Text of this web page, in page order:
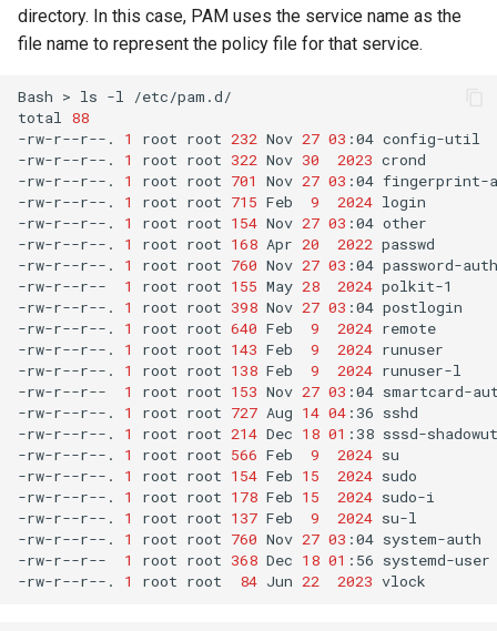
directory. In this case, PAM uses the service name as the
file name to represent the policy file for that service.
Bash > ls -l
/etc/pam.d/
total 88
-rw-r--r--.
1 root root 232 Nov 27 03 :04 config-util
-rw-r--r--.
1 root root 322 Nov 30 2023 crond
-rw-r--r--.
1 root root 701 Nov 27 03 :04 fingerprint-
-rw-r--r--.
1 root root 715 Feb 9 2024 login
-rw-r--r--.
1 root root 154 Nov 27 03 :04 other
-rw-r--r--.
1 root root 168 Apr 20 2022 passwd
-rw-r--r--.
1 root root 760 Nov 27 03 :04 password-auth
-rw-r--r--
1 root root 155 May 28 2024 polkit-1
-rw-r--r--.
1 root root 398 Nov 27 03 :04 postlogin
-rw-r--r--.
1 root root 640 Feb 9 2024 remote
-rw-r--r--.
1 root root 143 Feb 9 2024 runuser
-rw-r--r--.
1 root root 138 Feb 9 2024 runuser-l
-rw-r--r--
1 root root 153 Nov 27 03 :04 smartcard-
-rw-r--r--.
1 root root 727 Aug 14 04 :36 sshd
-rw-r--r--.
1 root root 214 Dec 18 01 :38 sssd-
-rw-r--r--.
1 root root 566 Feb 9 2024 su
-rw-r--r--.
1 root root 154 Feb 15 2024 sudo
-rw-r--r--.
1 root root 178 Feb 15 2024 sudo-i
-rw-r--r--.
1 root root 137 Feb 9 2024 su-l
-rw-r--r--.
1 root root 760 Nov 27 03 :04 system-auth
-rw-r--r--
1 root root 368 Dec 18 01 :56 systemd-user
-rw-r--r--.
1 root root 84 Jun 22 2023